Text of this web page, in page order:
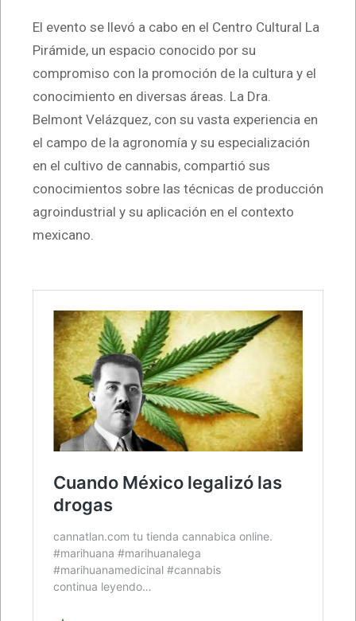
El evento se llevó a cabo en el Centro Cultural La
Pirámide, un espacio conocido por su
compromiso con la promoción de la cultura y el
conocimiento en diversas áreas. La Dra.
Belmont Velázquez, con su vasta experiencia en
el campo de la agronomía y su especialización
en el cultivo de cannabis, compartió sus
conocimientos sobre las técnicas de producción
agroindustrial y su aplicación en el contexto
mexicano.